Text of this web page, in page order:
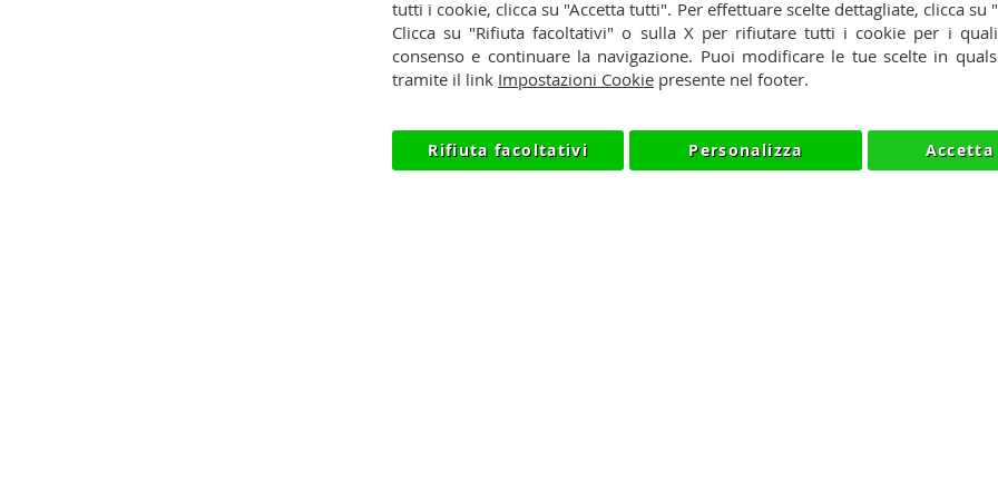
Recesso
tutti i cookie, clicca su "Accetta tutti". Per effettuare scelte dettagliate, clicca su
Clicca su "Rifiuta facoltativi" o sulla X per rifiutare tutti i cookie per i
consenso e continuare la navigazione. Puoi modificare le tue scelte in
tramite il link Impostazioni Cookie presente nel footer.
Personalizza
Rifiuta facoltativi